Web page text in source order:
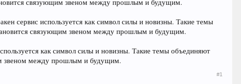
связующим звеном между прошлым и будущим.
сервис используется как символ силы и новизны. Такие темы
связующим звеном между прошлым и будущим.
как символ силы и новизны. Такие темы объединяют
звеном между прошлым и будущим.
#1